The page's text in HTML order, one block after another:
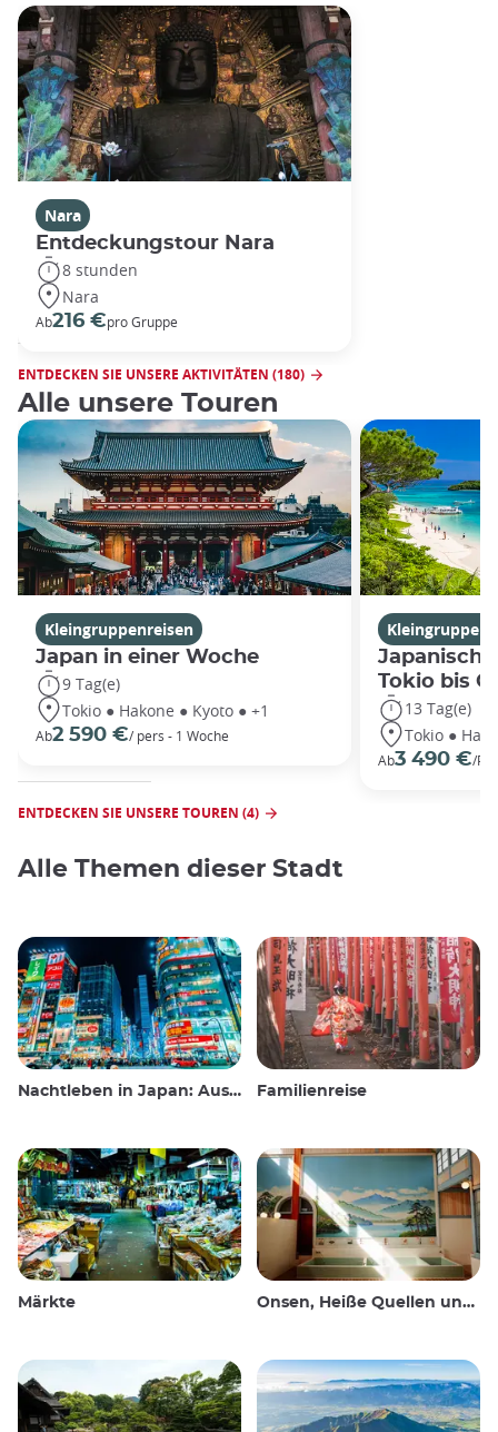
Nara
Entdeckungstour Nara
8 stunden
Nara
Ab216 €pro Gruppe
ENTDECKEN SIE UNSERE AKTIVITÄTEN (180)
Alle unsere Touren
Kleingruppenreisen
Japan in einer Woche
9 Tag(e)
Tokio ● Hakone ● Kyoto ● +1
Ab2 590 €/ pers - 1 Woche
Tokio bis
13 Tag(e)
Tokio ●
Ab3 490 €/
ENTDECKEN SIE UNSERE TOUREN (4)
Alle Themen dieser Stadt
Nachtleben in Japan: Ausgehen, sehen und trinken Familienreise
Märkte Onsen, Heiße Quellen und öffentliche Bäder